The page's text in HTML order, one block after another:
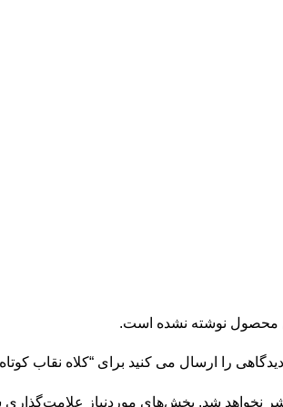
محصول نوشته نشده است.
را ارسال می کنید برای “کلاه نقاب کوتاه کد
نخواهد شد. بخش‌های موردنیاز علامت‌گذاری